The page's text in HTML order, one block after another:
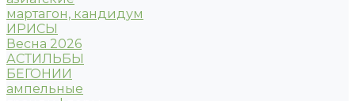
мартагон, кандидум
ИРИСЫ
Весна 2026
АСТИЛЬБЫ
БЕГОНИИ
ампельные